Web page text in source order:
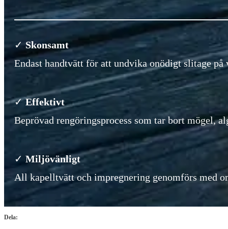
✓Skonsamt
Endast handtvätt för att undvika onödigt slitage på
✓Effektivt
Beprövad rengöringsprocess som tar bort mögel,
✓ Miljövänligt
All kapelltvätt och impregnering genomförs med
Dela: